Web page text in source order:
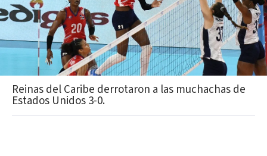
Reinas del Caribe derrotaron a las muchachas de
Estados Unidos 3-0.